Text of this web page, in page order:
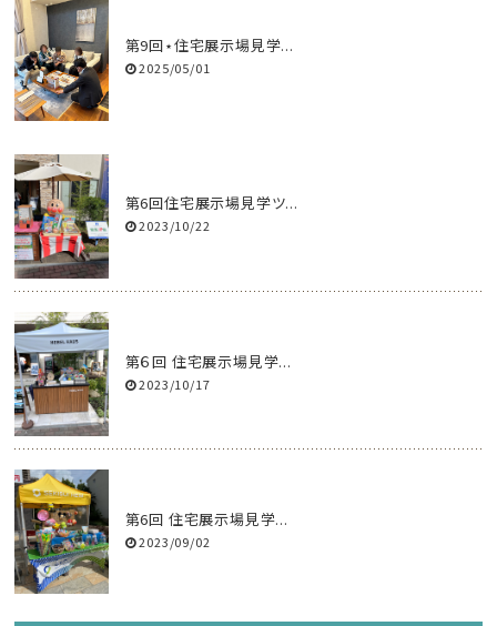
第9回⋆住宅展示場見学...
2025/05/01
第6回住宅展示場見学ツ...
2023/10/22
第６回 住宅展示場見学...
2023/10/17
第6回 住宅展示場見学...
2023/09/02